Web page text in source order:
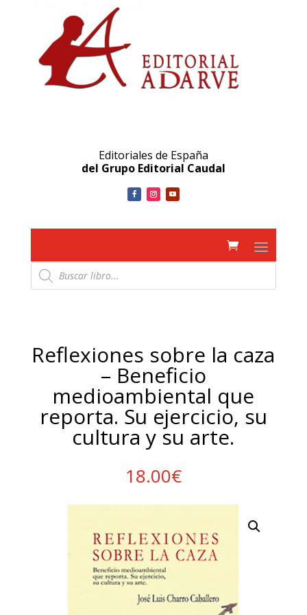
Editoriales de España
del Grupo Editorial Caudal
Búsqueda
de
productos
Reflexiones sobre la caza
– Beneficio
medioambiental que
reporta. Su ejercicio, su
cultura y su arte.
18.00€